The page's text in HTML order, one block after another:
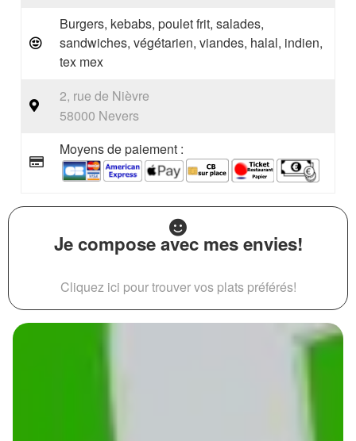
Burgers, kebabs, poulet frit, salades,
sandwiches, végétarien, viandes, halal, indien,
tex mex
2, rue de Nièvre
58000 Nevers
Moyens de paiement :
Je compose avec mes envies!
Cliquez ici pour trouver vos plats préférés!